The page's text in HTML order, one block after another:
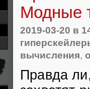
Модные
2019-03-20 в
вычисления,
Правда